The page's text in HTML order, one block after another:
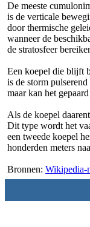
De meeste
is de verticale
door thermische
wanneer de
de stratosfeer
Een koepel die blijft
is de storm
maar kan het
Als de koepel
Dit type wordt het
een tweede koepel
honderden meters
Bronnen: Wikipedia-